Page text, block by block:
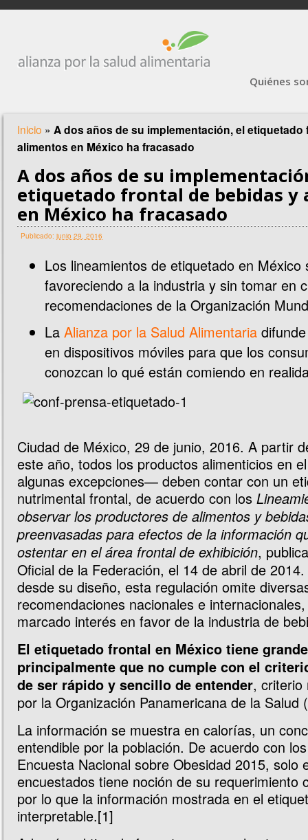
Quiénes
Inicio » A dos años de su implementación, el
alimentos en México ha fracasado
A dos años de su
etiquetado frontal de bebidas y
en México ha fracasado
Publicado: junio 29, 2016
Los lineamientos de etiquetado en México
favoreciendo a la industria y sin tomar en
recomendaciones de la Organización
La Alianza por la Salud Alimentaria
en dispositivos móviles para que los
conozcan lo qué están comiendo en
Ciudad de México, 29 de junio, 2016. A partir
este año, todos los productos alimenticios en
algunas excepciones— deben contar con un
nutrimental frontal, de acuerdo con los
observar los productores de alimentos y
preenvasadas para efectos de la información
ostentar en el área frontal de exhibición,
Oficial de la Federación, el 14 de abril de
desde su diseño, esta regulación omite
recomendaciones nacionales e
marcado interés en favor de la industria de
El etiquetado frontal en México tiene
principalmente que no cumple con el
de ser rápido y sencillo de entender, criterio
por la Organización Panamericana de la Salud
La información se muestra en calorías, un
entendible por la población. De acuerdo con
Encuesta Nacional sobre Obesidad 2015, solo
encuestados tiene noción de su requerimiento
por lo que la información mostrada en el
interpretable.[1]